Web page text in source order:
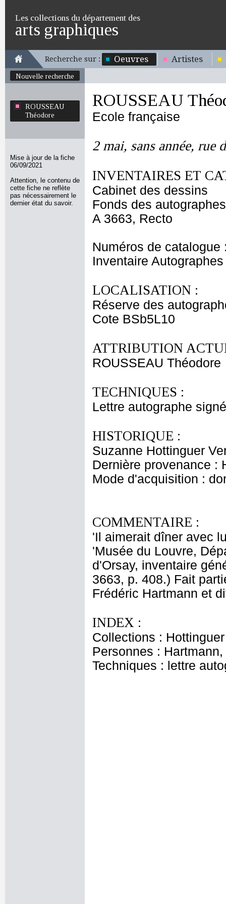
Les collections du département des
arts graphiques
Recherche sur : Oeuvres Artistes
Nouvelle recherche
ROUSSEAU
Théodore
Mise à jour de la fiche
06/09/2021
Attention, le contenu de
cette fiche ne reflète
pas nécessairement le
dernier état du savoir.
ROUSSEAU
Ecole française
2 mai, sans année, rue
INVENTAIRES ET
Cabinet des dessins
Fonds des autographes
A 3663, Recto
Numéros de catalogue
Inventaire
LOCALISATION :
Réserve des
Cote BSb5L10
ATTRIBUTION
ROUSSEAU Théodore
TECHNIQUES :
Lettre autographe
HISTORIQUE :
Suzanne Hottinguer
Dernière provenance :
Mode d'acquisition :
COMMENTAIRE :
'Il aimerait dîner avec
'Musée du Louvre,
d'Orsay, inventaire
3663, p. 408.) Fait
Frédéric Hartmann et
INDEX :
Collections :
Personnes :
Techniques : lettre